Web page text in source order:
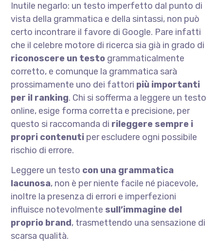
Inutile negarlo: un testo imperfetto dal punto di
vista della grammatica e della sintassi, non può
certo incontrare il favore di Google. Pare infatti
che il celebre motore di ricerca sia già in grado di
riconoscere un testo grammaticalmente
corretto, e comunque la grammatica sarà
prossimamente uno dei fattori più importanti
per il ranking. Chi si sofferma a leggere un testo
online, esige forma corretta e precisione, per
questo si raccomanda di rileggere sempre i
propri contenuti per escludere ogni possibile
rischio di errore.
Leggere un testo con una grammatica
lacunosa, non è per niente facile né piacevole,
inoltre la presenza di errori e imperfezioni
influisce notevolmente sull’immagine del
proprio brand, trasmettendo una sensazione di
scarsa qualità.